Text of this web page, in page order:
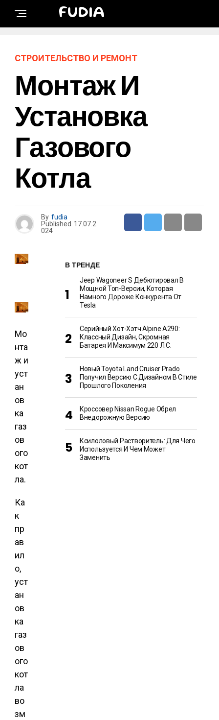
FUDIA
СТРОИТЕЛЬСТВО И РЕМОНТ
Монтаж И
Установка
Газового
Котла
By fudia
Published 17.07.2
024
Мо
нта
ж и
уст
ан
ов
ка
газ
ов
ого
кот
ла.
Ка
к
пр
ав
ил
о,
уст
ан
ов
ка
газ
ов
ого
кот
ла
во
зм
В ТРЕНДЕ
Jeep Wagoneer S Дебютировал В
Мощной Топ-Версии, Которая
Намного Дороже Конкурента От
Tesla
Серийный Хот-Хэтч Alpine A290:
Классный Дизайн, Скромная
Батарея И Максимум 220 Л.с.
Новый Toyota Land Cruiser Prado
Получил Версию С Дизайном В Стиле
Прошлого Поколения
Кроссовер Nissan Rogue Обрел
Внедорожную Версию
Ксилоловый Растворитель: Для Чего
Используется И Чем Может
Заменить